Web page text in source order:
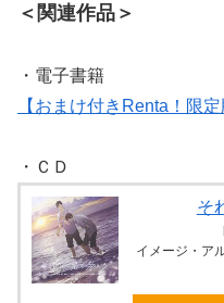
＜関連作品＞
・電子書籍
【おまけ付きRenta！限定
・ＣＤ
そ
イメージ・ア